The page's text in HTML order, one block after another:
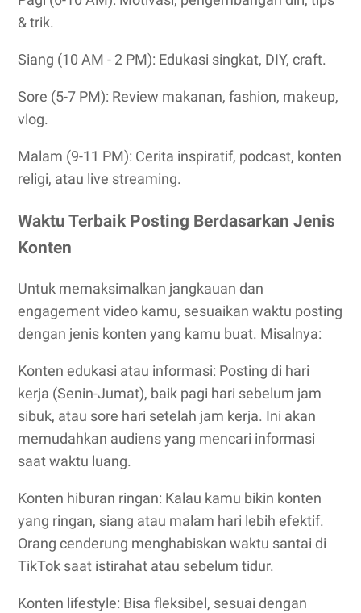
& trik.
Siang (10 AM - 2 PM): Edukasi singkat, DIY, craft.
Sore (5-7 PM): Review makanan, fashion, makeup,
vlog.
Malam (9-11 PM): Cerita inspiratif, podcast, konten
religi, atau live streaming.
Waktu Terbaik Posting Berdasarkan Jenis
Konten
Untuk memaksimalkan jangkauan dan
engagement video kamu, sesuaikan waktu posting
dengan jenis konten yang kamu buat. Misalnya:
Konten edukasi atau informasi: Posting di hari
kerja (Senin-Jumat), baik pagi hari sebelum jam
sibuk, atau sore hari setelah jam kerja. Ini akan
memudahkan audiens yang mencari informasi
saat waktu luang.
Konten hiburan ringan: Kalau kamu bikin konten
yang ringan, siang atau malam hari lebih efektif.
Orang cenderung menghabiskan waktu santai di
TikTok saat istirahat atau sebelum tidur.
Konten lifestyle: Bisa fleksibel, sesuai dengan